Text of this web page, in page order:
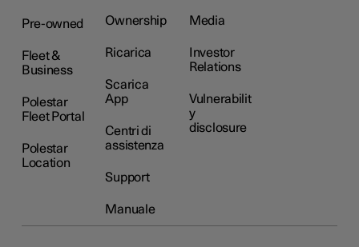
Pre-owned
Fleet &
Business
Polestar
Fleet Portal
Polestar
Location
Ownership
Ricarica
Scarica
App
Centri di
assistenza
Support
Manuale
Media
Investor
Relations
Vulnerabilit
y
disclosure